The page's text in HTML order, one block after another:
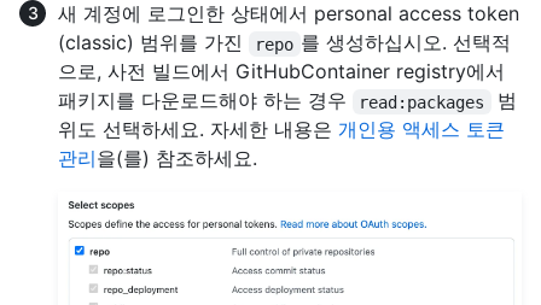
새 계정에 로그인한 상태에서 personal access token
(classic) 범위를 가진
repo 를 생성하십시오. 선택적
으로, 사전 빌드에서 GitHubContainer registry에서
패키지를 다운로드해야 하는 경우
read:packages
범
위도 선택하세요. 자세한 내용은 개인용 액세스 토큰
관리을(를) 참조하세요.